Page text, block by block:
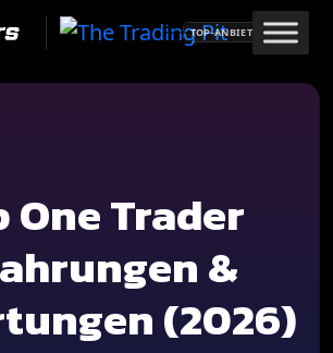
TOP-ANBIETER
One Trader
&
(2026)